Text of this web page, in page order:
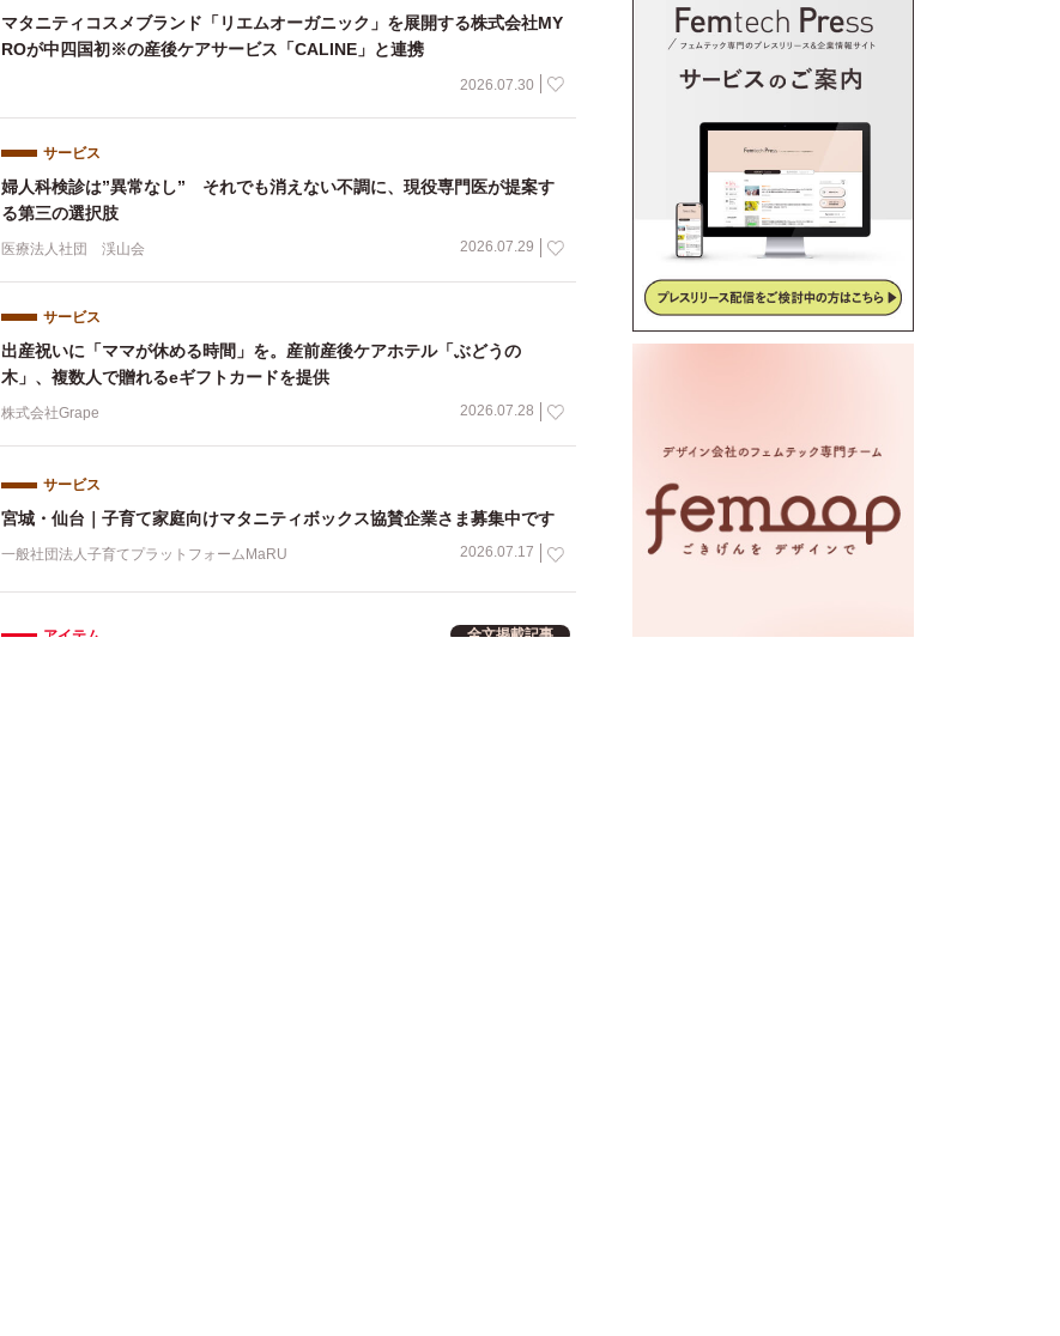
マタニティコスメブランド「リエムオーガニック」を展開する株式会社MY
ROが中四国初※の産後ケアサービス「CALINE」と連携
2026.07.30
サービス
婦人科検診は”異常なし” それでも消えない不調に、現役専門医が提案す
る第三の選択肢
医療法人社団 渓山会 2026.07.29
サービス
出産祝いに「ママが休める時間」を。産前産後ケアホテル「ぶどうの
木」、複数人で贈れるeギフトカードを提供
株式会社Grape 2026.07.28
サービス
宮城・仙台｜子育て家庭向けマタニティボックス協賛企業さま募集中です
一般社団法人子育てプラットフォームMaRU 2026.07.17
アイテム 全文掲載記事